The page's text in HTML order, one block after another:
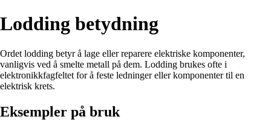
Lodding betydning
Ordet lodding betyr å lage eller reparere elektriske komponenter,
vanligvis ved å smelte metall på dem. Lodding brukes ofte i
elektronikkfagfeltet for å feste ledninger eller komponenter til en
elektrisk krets.
Eksempler på bruk